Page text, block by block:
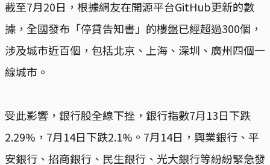
截至7月20日，根據網友在開源平台GitHub更新的數
據，全國發布「停貸告知書」的樓盤已經超過300個，
涉及城市近百個，包括北京、上海、深圳、廣州四個一
線城市。
受此影響，銀行股全線下挫，銀行指數7月13日下跌
2.29%，7月14日下跌2.1%。7月14日，興業銀行、平
安銀行、招商銀行、民生銀行、光大銀行等紛紛緊急發